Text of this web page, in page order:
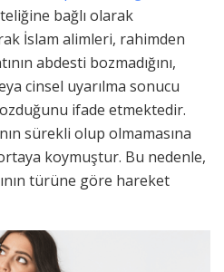
bağlı olarak
İslam alimleri, rahimden
abdesti bozmadığını,
cinsel uyarılma sonucu
ifade etmektedir.
sürekli olup olmamasına
koymuştur. Bu nedenle,
türüne göre hareket